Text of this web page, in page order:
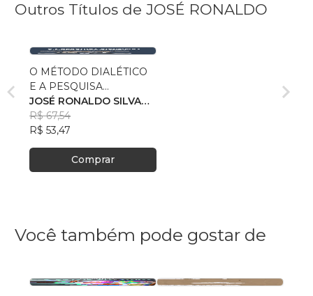
Outros Títulos de JOSÉ RONALDO
O MÉTODO DIALÉTICO
E A PESQUISA
CIENTÍFICA
JOSÉ RONALDO SILVA
DOS SANTOS
R$ 67,54
R$ 53,47
Comprar
Você também pode gostar de